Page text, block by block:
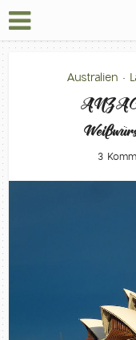
Australien •
3